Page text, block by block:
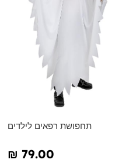
תחפושת רפאים לילדים
₪‎ 79.00